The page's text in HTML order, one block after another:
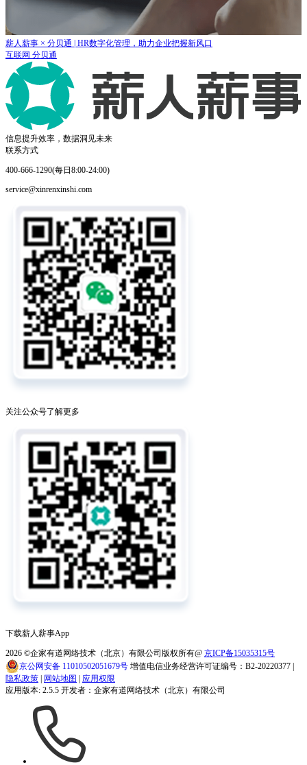
薪人薪事 × 分贝通 | HR数字化管理，助力企业把握新风口
互联网 分贝通
信息提升效率，数据洞见未来
联系方式
400-666-1290(每日8:00-24:00)
service@xinrenxinshi.com
关注公众号了解更多
下载薪人薪事App
2026 ©企家有道网络技术（北京）有限公司版权所有@ 京ICP备15035315号
京公网安备 11010502051679号 增值电信业务经营许可证编号：B2-20220377 |
隐私政策
网站地图
应用权限
应用版本: 2.5.5 开发者：企家有道网络技术（北京）有限公司